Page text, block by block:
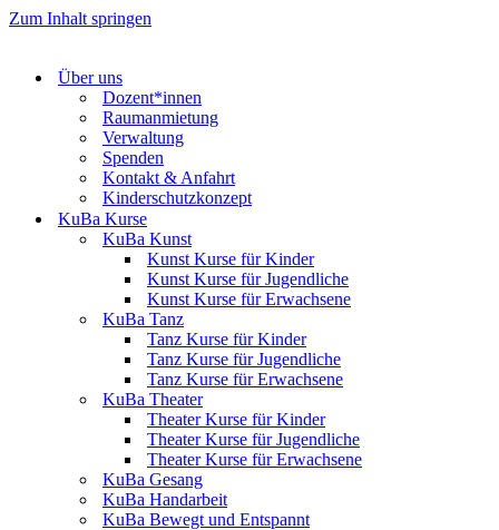
Zum Inhalt springen
Über uns
Dozent*innen
Raumanmietung
Verwaltung
Spenden
Kontakt & Anfahrt
Kinderschutzkonzept
KuBa Kurse
KuBa Kunst
Kunst Kurse für Kinder
Kunst Kurse für Jugendliche
Kunst Kurse für Erwachsene
KuBa Tanz
Tanz Kurse für Kinder
Tanz Kurse für Jugendliche
Tanz Kurse für Erwachsene
KuBa Theater
Theater Kurse für Kinder
Theater Kurse für Jugendliche
Theater Kurse für Erwachsene
KuBa Gesang
KuBa Handarbeit
KuBa Bewegt und Entspannt